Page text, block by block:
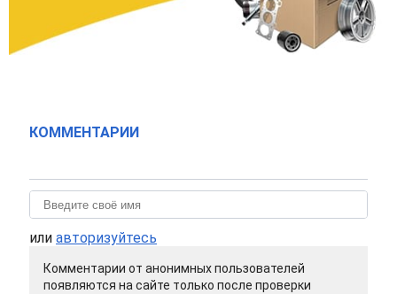
КОММЕНТАРИИ
или авторизуйтесь
Комментарии от анонимных пользователей
появляются на сайте только после проверки